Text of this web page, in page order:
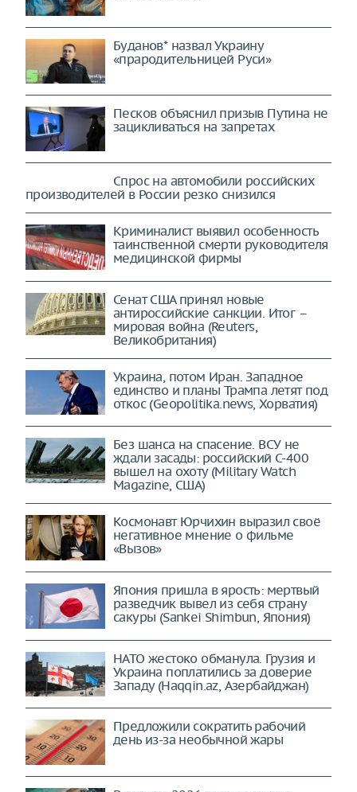
Буданов* назвал Украину
«прародительницей Руси»
Песков объяснил призыв Путина не
зацикливаться на запретах
Спрос на автомобили российских
производителей в России резко снизился
Криминалист выявил особенность
таинственной смерти руководителя
медицинской фирмы
Сенат США принял новые
антироссийские санкции. Итог –
мировая война (Reuters,
Великобритания)
Украина, потом Иран. Западное
единство и планы Трампа летят под
откос (Geopolitika.news, Хорватия)
Без шанса на спасение. ВСУ не
ждали засады: российский С-400
вышел на охоту (Military Watch
Magazine, США)
Космонавт Юрчихин выразил своё
негативное мнение о фильме
«Вызов»
Япония пришла в ярость: мертвый
разведчик вывел из себя страну
сакуры (Sankei Shimbun, Япония)
НАТО жестоко обманула. Грузия и
Украина поплатились за доверие
Западу (Haqqin.az, Азербайджан)
Предложили сократить рабочий
день из-за необычной жары